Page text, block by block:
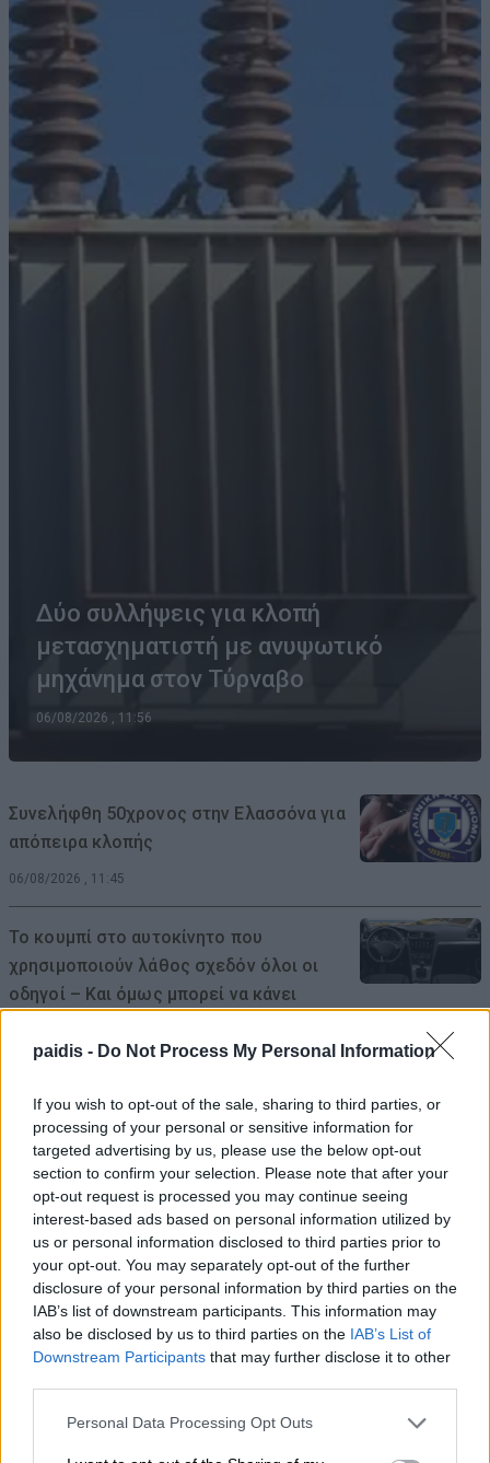
paidis - Do Not Process My Personal Information
If you wish to opt-out of the sale, sharing to third parties, or
processing of your personal or sensitive information for
targeted advertising by us, please use the below opt-out
section to confirm your selection. Please note that after your
opt-out request is processed you may continue seeing
interest-based ads based on personal information utilized by
us or personal information disclosed to third parties prior to
your opt-out. You may separately opt-out of the further
disclosure of your personal information by third parties on the
IAB’s list of downstream participants. This information may
also be disclosed by us to third parties on the IAB’s List of
Downstream Participants that may further disclose it to other
Personal Data Processing Opt Outs
Δύο συλλήψεις για κλοπή
μετασχηματιστή με ανυψωτικό
μηχάνημα στον Τύρναβο
06/08/2026 , 11:56
Συνελήφθη 50χρονος στην Ελασσόνα για
απόπειρα κλοπής
06/08/2026 , 11:45
Το κουμπί στο αυτοκίνητο που
χρησιμοποιούν λάθος σχεδόν όλοι οι
οδηγοί – Και όμως μπορεί να κάνει
06/08/2026 , 11:10
Η μεγάλη οθόνη συνεχίζεται στο
Κηποθέατρο Αλκαζάρ με τέσσερις
κινηματογραφικές προτάσεις για μικρούς
και μεγάλους
06/08/2026 , 11:10
Το Viagra ίσως κάνει πολύ περισσότερα
από όσα γνωρίζαμε μέχρι σήμερα – Η
ανακάλυψη που ενθουσιάζει τους
επιστήμονες
06/08/2026 , 10:43